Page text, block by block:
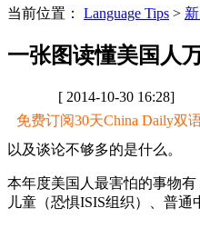
当前位置： Language Tips >
一张图读懂美国人
[ 2014-10-30 16:28]
免费订阅30天China Daily双
以及谈论不够多的是什么。
本年度美国人最害怕的事物
儿童（恐惧ISIS组织）、普通